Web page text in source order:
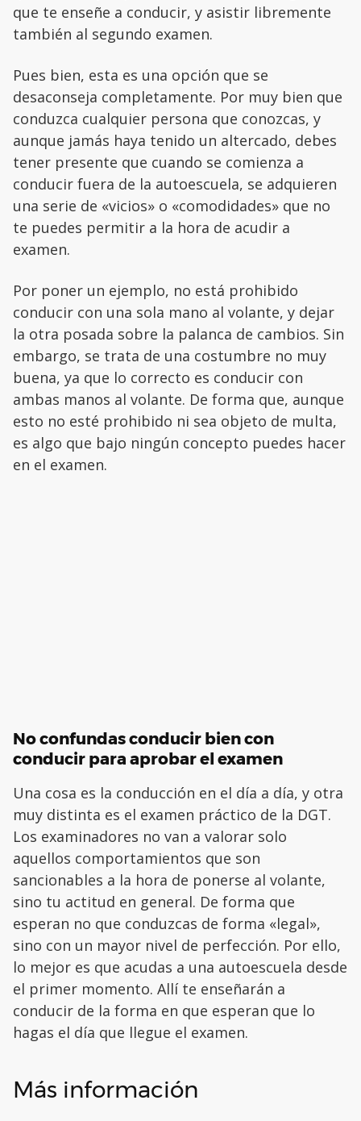
que te enseñe a conducir, y asistir libremente
también al segundo examen.
Pues bien, esta es una opción que se
desaconseja completamente. Por muy bien que
conduzca cualquier persona que conozcas, y
aunque jamás haya tenido un altercado, debes
tener presente que cuando se comienza a
conducir fuera de la autoescuela, se adquieren
una serie de «vicios» o «comodidades» que no
te puedes permitir a la hora de acudir a
examen.
Por poner un ejemplo, no está prohibido
conducir con una sola mano al volante, y dejar
la otra posada sobre la palanca de cambios. Sin
embargo, se trata de una costumbre no muy
buena, ya que lo correcto es conducir con
ambas manos al volante. De forma que, aunque
esto no esté prohibido ni sea objeto de multa,
es algo que bajo ningún concepto puedes hacer
en el examen.
No confundas conducir bien con
conducir para aprobar el examen
Una cosa es la conducción en el día a día, y otra
muy distinta es el examen práctico de la DGT.
Los examinadores no van a valorar solo
aquellos comportamientos que son
sancionables a la hora de ponerse al volante,
sino tu actitud en general. De forma que
esperan no que conduzcas de forma «legal»,
sino con un mayor nivel de perfección. Por ello,
lo mejor es que acudas a una autoescuela desde
el primer momento. Allí te enseñarán a
conducir de la forma en que esperan que lo
hagas el día que llegue el examen.
Más información